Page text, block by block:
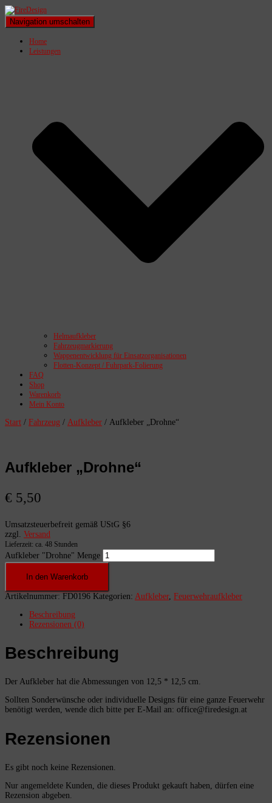
Navigation umschalten
Home
Leistungen
Helmaufkleber
Fahrzeugmarkierung
Wappenentwicklung für Einsatzorganisationen
Flotten-Konzept / Fuhrpark-Folierung
FAQ
Shop
Warenkorb
Mein Konto
Start / Fahrzeug / Aufkleber / Aufkleber „Drohne“
Aufkleber „Drohne“
€ 5,50
Umsatzsteuerbefreit gemäß UStG §6
zzgl. Versand
Lieferzeit: ca. 48 Stunden
Aufkleber "Drohne" Menge
In den Warenkorb
Artikelnummer: FD0196 Kategorien: Aufkleber,
Feuerwehraufkleber
Beschreibung
Rezensionen (0)
Beschreibung
Der Aufkleber hat die Abmessungen von 12,5 * 12,5 cm.
Sollten Sonderwünsche oder individuelle Designs für eine ganze Feuerwehr
benötigt werden, wende dich bitte per E-Mail an: office@firedesign.at
Rezensionen
Es gibt noch keine Rezensionen.
Nur angemeldete Kunden, die dieses Produkt gekauft haben, dürfen eine
Rezension abgeben.